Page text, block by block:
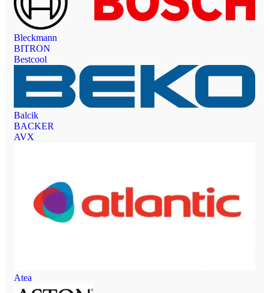
Bleckmann
BITRON
Bestcool
Balcik
BACKER
AVX
Atea